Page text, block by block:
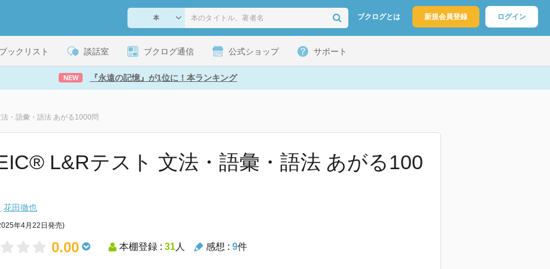
ブクログとは 新規会員登録 ログイン
ブックリスト 談話室 ブクログ通信 公式ショップ サポート
NEW 『永遠の記憶』が1位に！本ランキング
・語彙・語法 あがる1000問
L&Rテスト 文法・語彙・語法 あがる100
花田徹也
年4月22日発売)
0.00 本棚登録 : 31人 感想 : 9件